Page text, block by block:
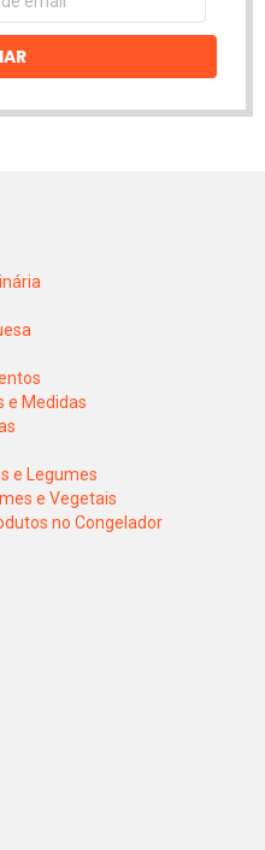
e Medidas
e Legumes
e Vegetais
no Congelador